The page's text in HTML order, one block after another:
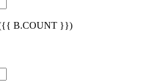
B.COUNT }})